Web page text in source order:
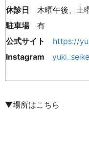
休診日 木曜午後、土
駐車場有
公式サイト
https://
Instagram
▼場所はこちら